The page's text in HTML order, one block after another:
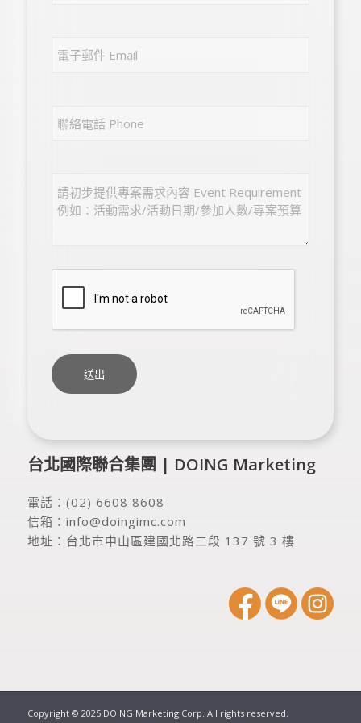
台北國際聯合集團 | DOING Marketing
電話： (02) 6608 8608
信箱： info@doingimc.com
地址： 台北市中山區建國北路二段 137 號 3 樓
Copyright © 2025 DOING Marketing Corp. All rights reserved.